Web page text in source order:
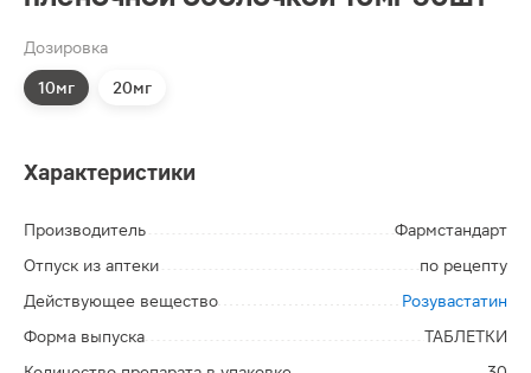
Дозировка
10мг 20мг
Характеристики
Производитель
Фармстандарт
Отпуск из аптеки
по рецепту
Действующее вещество
Розувастатин
Форма выпуска
ТАБЛЕТКИ